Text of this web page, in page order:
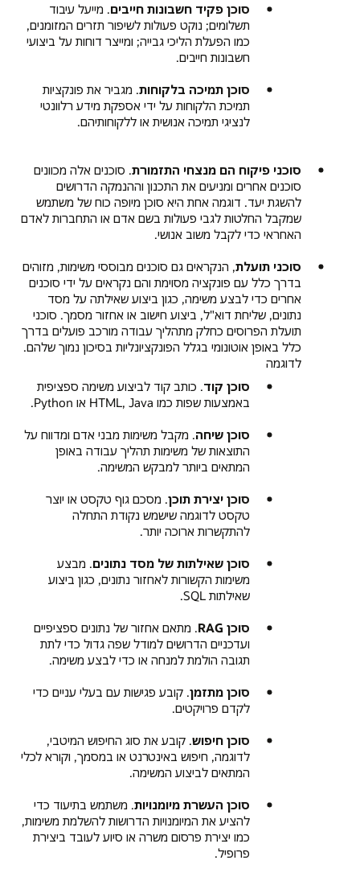
סוכן פקיד חשבונות חייבים. מייעל עיבוד
תשלומים; נוקט פעולות לשיפור תזרים המזומנים,
כמו הפעלת הליכי גבייה; ומייצר דוחות על ביצועי
חשבונות חייבים.
סוכן תמיכה בלקוחות. מגביר את פונקציות
תמיכת הלקוחות על ידי אספקת מידע רלוונטי
לנציגי תמיכה אנושית או ללקוחותיהם.
סוכני פיקוח הם מנצחי התזמורת. סוכנים אלה מכוונים
סוכנים אחרים ומניעים את התכנון וההנמקה הדרושים
להשגת יעד. דוגמה אחת היא סוכן מיופה כוח של משתמש
שמקבל החלטות לגבי פעולות בשם אדם או התחברות לאדם
האחראי כדי לקבל משוב אנושי.
סוכני תועלת, הנקראים גם סוכנים מבוססי משימות, מזוהים
בדרך כלל עם פונקציה מסוימת והם נקראים על ידי סוכנים
אחרים כדי לבצע משימה, כגון ביצוע שאילתה על מסד
נתונים, שליחת דוא"ל, ביצוע חישוב או אחזור מסמך. סוכני
תועלת הפרוסים כחלק מתהליך עבודה מורכב פועלים בדרך
כלל באופן אוטונומי בגלל הפונקציונליות בסיכון נמוך שלהם.
לדוגמה
סוכן קוד. כותב קוד לביצוע משימה ספציפית
באמצעות שפות כמו HTML, Java או Python.
סוכן שיחה. מקבל משימות מבני אדם ומדווח על
התוצאות של משימות תהליך עבודה באופן
המתאים ביותר למבקש המשימה.
סוכן יצירת תוכן. מסכם גוף טקסט או יוצר
טקסט לדוגמה שישמש נקודת התחלה
להתקשרות ארוכה יותר.
סוכן שאילתות של מסד נתונים. מבצע
משימות הקשורות לאחזור נתונים, כגון ביצוע
שאילתות SQL.
סוכן RAG
. מתאם אחזור של נתונים ספציפיים
ועדכניים הדרושים למודל שפה גדול כדי לתת
תגובה הולמת למנחה או כדי לבצע משימה.
סוכן מתזמן. קובע פגישות עם בעלי עניים כדי
לקדם פרויקטים.
סוכן חיפוש. קובע את סוג החיפוש המיטבי,
לדוגמה, חיפוש באינטרנט או במסמך, וקורא לכלי
המתאים לביצוע המשימה.
סוכן העשרת מיומנויות. משתמש בתיעוד כדי
להציע את המיומנויות הדרושות להשלמת משימות,
כמו יצירת פרסום משרה או סיוע לעובד ביצירת
פרופיל.